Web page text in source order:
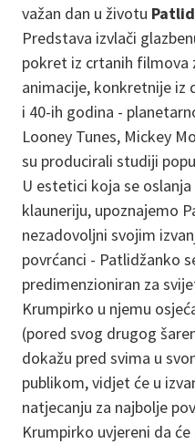
važan dan u životu
Predstava izvlači
pokret iz crtanih filmova
animacije, konkretnije iz
i 40-ih godina -
Looney Tunes, Mickey
su producirali studiji
U estetici koja se
klauneriju, upoznajemo
nezadovoljni svojim
povrćanci - Patlidžanko
predimenzioniran za
Krumpirko u njemu
(pored svog drugog
dokažu pred svima u
publikom, vidjet će u
natjecanju za najbolje
Krumpirko uvjereni da